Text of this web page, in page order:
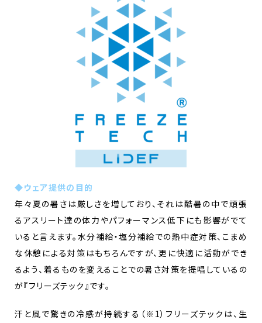
◆ウェア提供の目的
年々夏の暑さは厳しさを増しており、それは酷暑の中で頑張
るアスリート達の体力やパフォーマンス低下にも影響がでて
いると言えます。水分補給・塩分補給での熱中症対策、こまめ
な休憩による対策はもちろんですが、更に快適に活動ができ
るよう、着るものを変えることでの暑さ対策を提唱しているの
が『フリーズテック』です。
汗と風で驚きの冷感が持続する（※1）フリーズテックは、生